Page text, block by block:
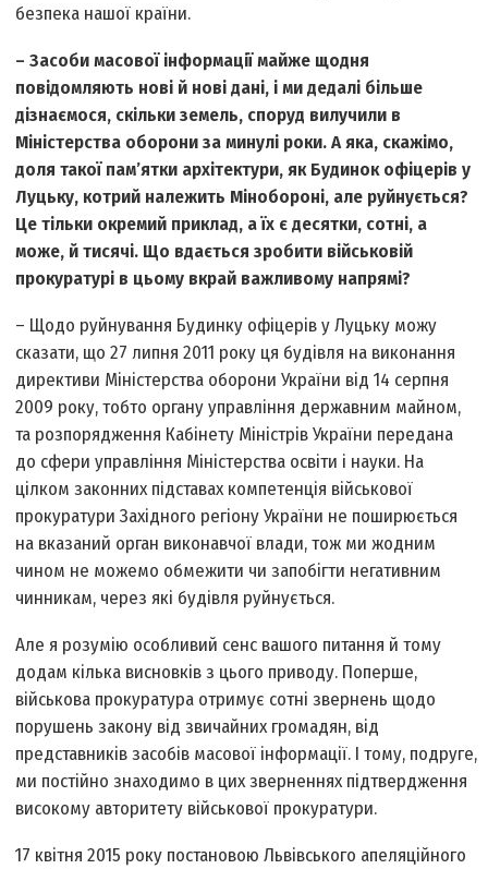
безпека нашої країни.
– Засоби масової інформації майже щодня
повідомляють нові й нові дані, і ми дедалі більше
дізнаємося, скільки земель, споруд вилучили в
Міністерства оборони за минулі роки. А яка, скажімо,
доля такої пам’ятки архітектури, як Будинок офіцерів у
Луцьку, котрий належить Мінобороні, але руйнується?
Це тільки окремий приклад, а їх є десятки, сотні, а
може, й тисячі. Що вдається зробити військовій
прокуратурі в цьому вкрай важливому напрямі?
– Щодо руйнування Будинку офіцерів у Луцьку можу
сказати, що 27 липня 2011 року ця будівля на виконання
директиви Міністерства оборони України від 14 серпня
2009 року, тобто органу управління державним майном,
та розпорядження Кабінету Міністрів України передана
до сфери управління Міністерства освіти і науки. На
цілком законних підставах компетенція військової
прокуратури Західного регіону України не поширюється
на вказаний орган виконавчої влади, тож ми жодним
чином не можемо обмежити чи запобігти негативним
чинникам, через які будівля руйнується.
Але я розумію особливий сенс вашого питання й тому
додам кілька висновків з цього приводу. По­перше,
військова прокуратура отримує сотні звернень щодо
порушень закону від звичайних громадян, від
представників засобів масової інформації. І тому, по­друге,
ми постійно знаходимо в цих зверненнях підтвердження
високому авторитету військової прокуратури.
17 квітня 2015 року постановою Львівського апеляційного